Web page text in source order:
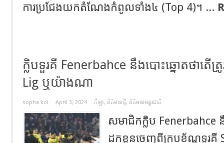
ការប្រជែងយកតំណែងកំពូលទាំង៤ (Top 4)។ ...
ក្លិបទួរគី Fenerbahce នឹងបោះឆ្នោតថាតើ
Lig ឬយ៉ាងណា
sopha kol April 3, 2024 កីឡា, ព័ត៌មានថ្មី, ព័ត៌មានអន្តរជាតិ
សមាជិកក្លិប Fenerbahce
ដកខ្លួនចេញពីក្របខ័ណ្ឌទួរគី